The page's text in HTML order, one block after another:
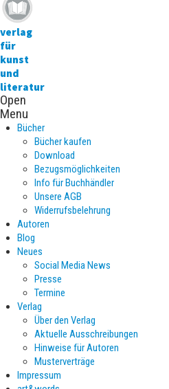
verlag
für
kunst
und
literatur
Open
Menu
Bücher
Bücher kaufen
Download
Bezugsmöglichkeiten
Info für Buchhändler
Unsere AGB
Widerrufsbelehrung
Autoren
Blog
Neues
Social Media News
Presse
Termine
Verlag
Über den Verlag
Aktuelle Ausschreibungen
Hinweise für Autoren
Musterverträge
Impressum